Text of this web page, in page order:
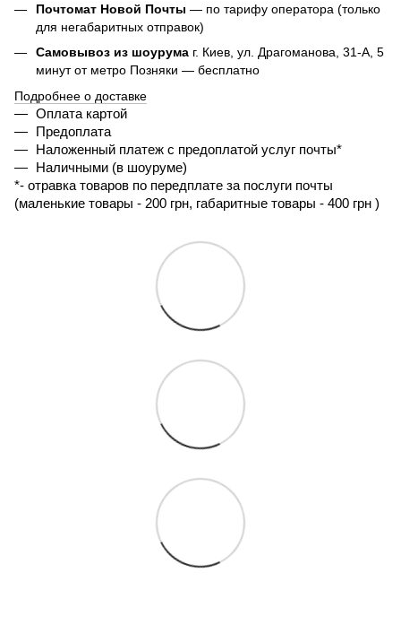
Почтомат Новой Почты — по тарифу оператора (только
для негабаритных отправок)
Самовывоз из шоурума г. Киев, ул. Драгоманова, 31-А, 5
минут от метро Позняки — бесплатно
Подробнее о доставке
Оплата картой
Предоплата
Наложенный платеж с предоплатой услуг почты*
Наличными (в шоуруме)
*- отравка товаров по передплате за послуги почты
(маленькие товары - 200 грн, габаритные товары - 400 грн )